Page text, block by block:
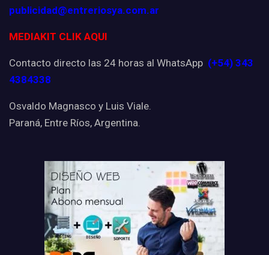
publicidad@entreriosya.com.ar
MEDIAKIT CLIK AQUI
Contacto directo las 24 horas al WhatsApp (+54) 343
4384338
Osvaldo Magnasco y Luis Viale.
Paraná, Entre Ríos, Argentina.